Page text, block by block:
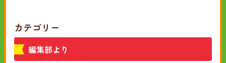
カテゴリー
編集部より